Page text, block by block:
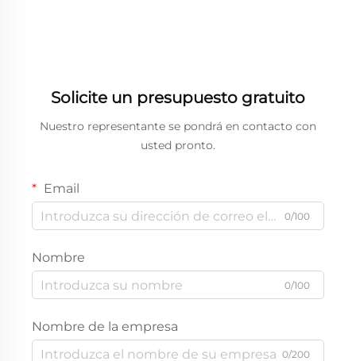
Solicite un presupuesto gratuito
Nuestro representante se pondrá en contacto con
usted pronto.
Email
0/100
Nombre
0/100
Nombre de la empresa
0/200